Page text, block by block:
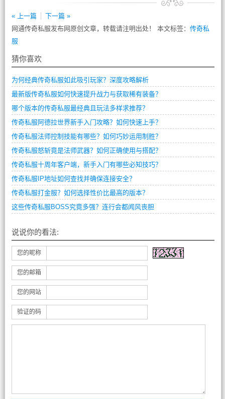
« 上一篇
下一篇 »
网通传奇私服发布网原创文章，转载请注明出处！ 本文标签： 传奇私
服
猜你喜欢
为何经典传奇私服如此吸引玩家？深度攻略解析
最新版传奇私服如何快速提升战力与获取稀有装备？
哪个版本的传奇私服最经典且玩法多样求推荐？
传奇私服阿德拉世界新手入门攻略？如何快速上手？
传奇私服法师控制技能有哪些？如何巧妙运用制胜？
传奇私服怒斩竟是法师武器？如何正确使用与搭配？
传奇私服十周年客户端，新手入门有哪些必知技巧？
传奇私服IP地址如何查找并确保连接安全？
传奇私服打金服？如何选择性价比最高的版本？
这些传奇私服BOSS究竟多强？连行会都闻风丧胆
说说你的看法:
您的昵称
您的邮箱
您的网站
验证的码